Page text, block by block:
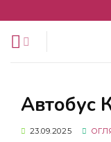
змісту
23.09.2025